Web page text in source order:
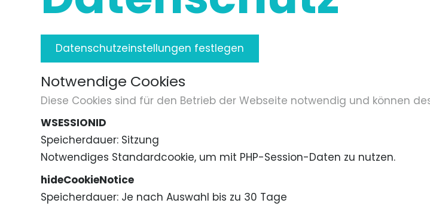
Datenschutzeinstellungen festlegen
Notwendige Cookies
Diese Cookies sind für den Betrieb der Webseite notwendig und können
WSESSIONID
Speicherdauer Sitzung
Notwendiges Standardcookie, um mit PHP-Session-Daten zu nutzen.
hideCookieNotice
Speicherdauer Je nach Auswahl bis zu 30 Tage